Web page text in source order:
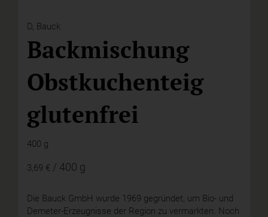
D, Bauck
Backmischung
Obstkuchenteig
glutenfrei
400 g
3,69 € / 400 g
Die Bauck GmbH wurde 1969 gegründet, um Bio- und
Demeter-Erzeugnisse der Region zu vermarkten. Noch